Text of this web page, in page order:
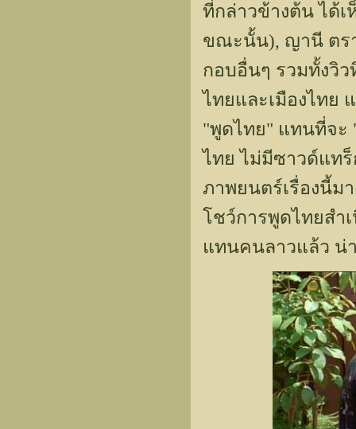
ที่กล่าวข้างต้น ได้
ขณะนั้น), ญานี ตร
กอบอื่นๆ รวมทั้งวิ
ไทยและเมืองไทย
"พูดไทย" แทนที่จะ
ไทย ไม่มีซาวด์แท
ภาพยนตร์เรื่องนี้ม
โชว์การพูดไทยสำ
แทนคนลาวแล้ว น่